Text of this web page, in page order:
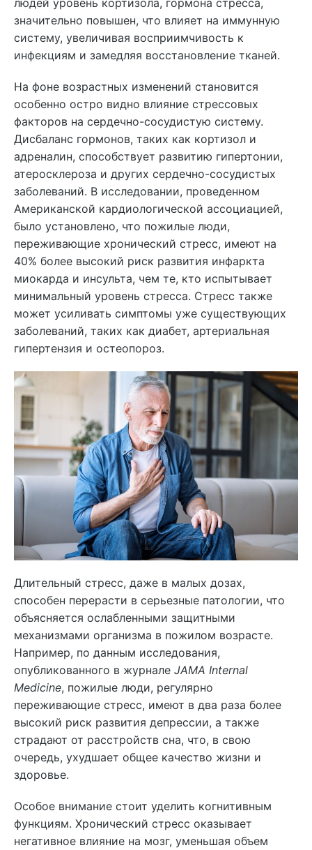
значительно повышен, что влияет на иммунную
систему, увеличивая восприимчивость к
инфекциям и замедляя восстановление тканей.
На фоне возрастных изменений становится
особенно остро видно влияние стрессовых
факторов на сердечно-сосудистую систему.
Дисбаланс гормонов, таких как кортизол и
адреналин, способствует развитию гипертонии,
атеросклероза и других сердечно-сосудистых
заболеваний. В исследовании, проведенном
Американской кардиологической ассоциацией,
было установлено, что пожилые люди,
переживающие хронический стресс, имеют на
40% более высокий риск развития инфаркта
миокарда и инсульта, чем те, кто испытывает
минимальный уровень стресса. Стресс также
может усиливать симптомы уже существующих
заболеваний, таких как диабет, артериальная
гипертензия и остеопороз.
Длительный стресс, даже в малых дозах,
способен перерасти в серьезные патологии, что
объясняется ослабленными защитными
механизмами организма в пожилом возрасте.
Например, по данным исследования,
опубликованного в журнале JAMA Internal
Medicine, пожилые люди, регулярно
переживающие стресс, имеют в два раза более
высокий риск развития депрессии, а также
страдают от расстройств сна, что, в свою
очередь, ухудшает общее качество жизни и
здоровье.
Особое внимание стоит уделить когнитивным
функциям. Хронический стресс оказывает
негативное влияние на мозг, уменьшая объем